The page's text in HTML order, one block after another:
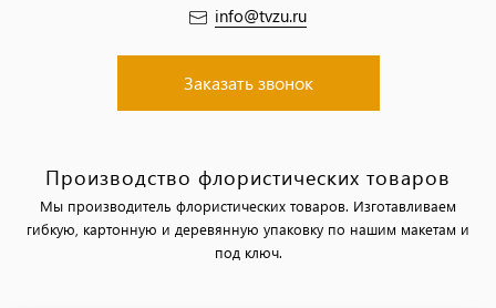
info@tvzu.ru
Заказать звонок
Производство флористических товаров
Мы производитель флористических товаров. Изготавливаем
гибкую, картонную и деревянную упаковку по нашим макетам и
под ключ.